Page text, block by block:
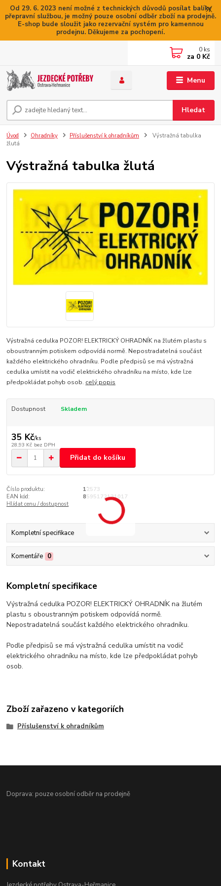
Od 29. 6. 2023 není možné z technických důvodů posílat balíky
přepravní službou, je možný pouze osobní odběr zboží na prodejně.
E-shop bude sloužit jako rezervační systém pro kamennou
prodejnu. Děkujeme za pochopení.
Menu
Hledat
0 ks
za 0 Kč
Úvod Ohradníky Příslušenství k ohradníkům
Výstražná tabulka
žlutá
Výstražná tabulka žlutá
Výstražná cedulka POZOR! ELEKTRICKÝ OHRADNÍK na žlutém plastu s
oboustranným potiskem odpovídá normě. Nepostradatelná součást
každého elektrického ohradníku. Podle předpisů se má výstražná
cedulka umístit na vodič elektrického ohradníku na místo, kde lze
předpokládat pohyb osob. celý popis
Dostupnost Skladem
35 Kč/ks
28,93 Kč bez DPH
Přidat do košíku
Číslo produktu:
12573
EAN kód:
8595172131017
Hlídat cenu / dostupnost
Kompletní specifikace
Komentáře 0
Kompletní specifikace
Výstražná cedulka POZOR! ELEKTRICKÝ OHRADNÍK na žlutém
plastu s oboustranným potiskem odpovídá normě.
Nepostradatelná součást každého elektrického ohradníku.
Podle předpisů se má výstražná cedulka umístit na vodič
elektrického ohradníku na místo, kde lze předpokládat pohyb
osob.
Zboží zařazeno v kategoriích
Příslušenství k ohradníkům
Doprava: pouze osobní odběr na prodejně
Kontakt